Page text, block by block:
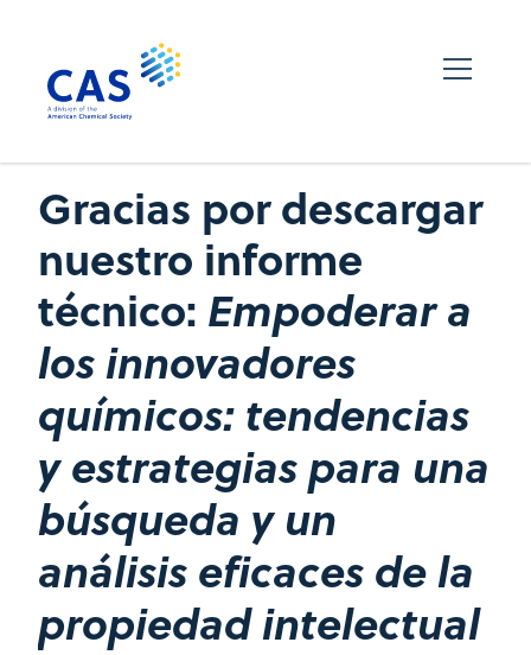
Gracias por descargar
nuestro informe
técnico: Empoderar a
los innovadores
químicos: tendencias
y estrategias para una
búsqueda y un
análisis eficaces de la
propiedad intelectual